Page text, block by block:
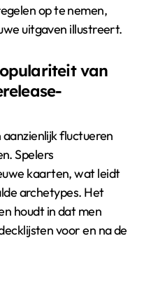
op te nemen,
uitgaven illustreert.
van
fluctueren
Spelers
kaarten, wat leidt
archetypes. Het
houdt in dat men
voor en na de